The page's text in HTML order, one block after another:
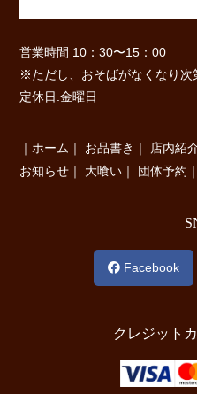
営業時間 10：30〜15：00
※ただし、おそばがなくなり次
定休日.金曜日
｜ ホーム ｜ お品書き ｜ 店内紹
お知らせ ｜ 大喰い ｜ 団体予約 ｜
Facebook
クレジット